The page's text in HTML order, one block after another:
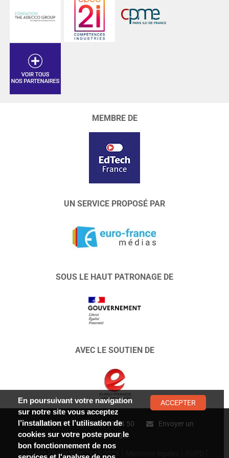
MEMBRE DE
UN SERVICE PROPOSÉ PAR
SOUS LE HAUT PATRONAGE DE
AVEC LE SOUTIEN DE
CONTACT : 01 47 01 34 50
Envoyer un
message
© EURO FRANCE MÉDIAS 2026
En poursuivant votre navigation
sur notre site vous acceptez
l’installation et l’utilisation de
cookies sur votre poste pour le
bon fonctionnement de nos
ACCEPTER